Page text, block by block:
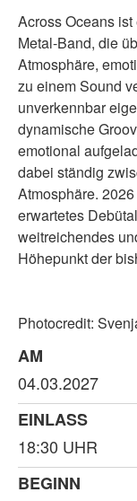
Across Oceans
Metal-Band, die
Atmosphäre,
zu einem Sound
unverkennbar
dynamische
emotional
dabei ständig
Atmosphäre.
erwartetes
weitreichendes
Höhepunkt der
Photocredit:
AM
04.03.2027
EINLASS
18:30 UHR
BEGINN